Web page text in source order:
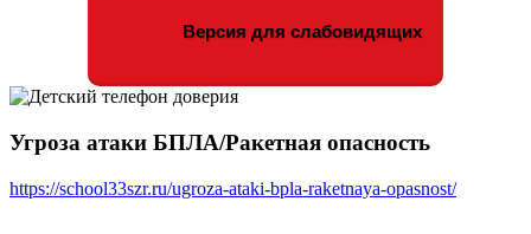
Версия для слабовидящих
Угроза атаки БПЛА/Ракетная опасность
https://school33szr.ru/ugroza-ataki-bpla-raketnaya-opasnost/